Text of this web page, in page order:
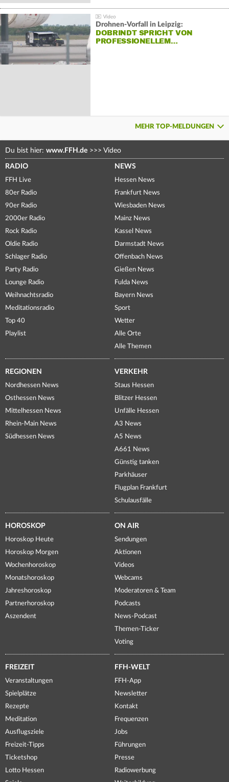
Drohnen-Vorfall in Leipzig:
DOBRINDT SPRICHT VON
PROFESSIONELLEM…
MEHR TOP-MELDUNGEN
Du bist hier: www.FFH.de >>> Video
RADIO
FFH Live
80er Radio
90er Radio
2000er Radio
Rock Radio
Oldie Radio
Schlager Radio
Party Radio
Lounge Radio
Weihnachtsradio
Meditationsradio
Top 40
Playlist
NEWS
Hessen News
Frankfurt News
Wiesbaden News
Mainz News
Kassel News
Darmstadt News
Offenbach News
Gießen News
Fulda News
Bayern News
Sport
Wetter
Alle Orte
Alle Themen
REGIONEN
Nordhessen News
Osthessen News
Mittelhessen News
Rhein-Main News
Südhessen News
VERKEHR
Staus Hessen
Blitzer Hessen
Unfälle Hessen
A3 News
A5 News
A661 News
Günstig tanken
Parkhäuser
Flugplan Frankfurt
Schulausfälle
HOROSKOP
Horoskop Heute
Horoskop Morgen
Wochenhoroskop
Monatshoroskop
Jahreshoroskop
Partnerhoroskop
Aszendent
ON AIR
Sendungen
Aktionen
Videos
Webcams
Moderatoren & Team
Podcasts
News-Podcast
Themen-Ticker
Voting
FREIZEIT
Veranstaltungen
Spielplätze
Rezepte
Meditation
Ausflugsziele
Freizeit-Tipps
Ticketshop
Lotto Hessen
FFH-WELT
FFH-App
Newsletter
Kontakt
Frequenzen
Jobs
Führungen
Presse
Radiowerbung